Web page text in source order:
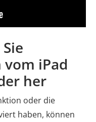
iPad
her
oder die
haben, können